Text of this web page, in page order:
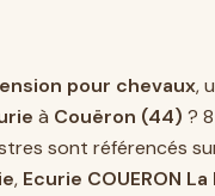
pour chevaux,
à Couëron (44) ? 8
sont référencés
, Ecurie COUERON